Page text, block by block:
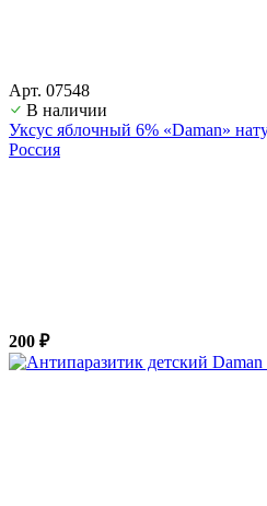
Арт. 07548
В наличии
Уксус яблочный 6% «Daman»
Россия
200 ₽